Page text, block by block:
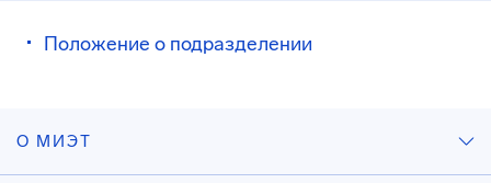
Положение о подразделении
О МИЭТ